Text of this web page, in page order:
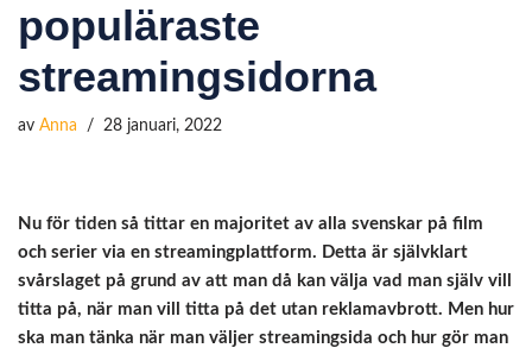
populäraste
streamingsidorna
av Anna 28 januari, 2022
Nu för tiden så tittar en majoritet av alla svenskar på film
och serier via en streamingplattform. Detta är självklart
svårslaget på grund av att man då kan välja vad man själv vill
titta på, när man vill titta på det utan reklamavbrott. Men hur
ska man tänka när man väljer streamingsida och hur gör man